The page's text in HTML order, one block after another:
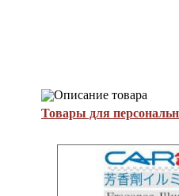
Описание товара
Товары для